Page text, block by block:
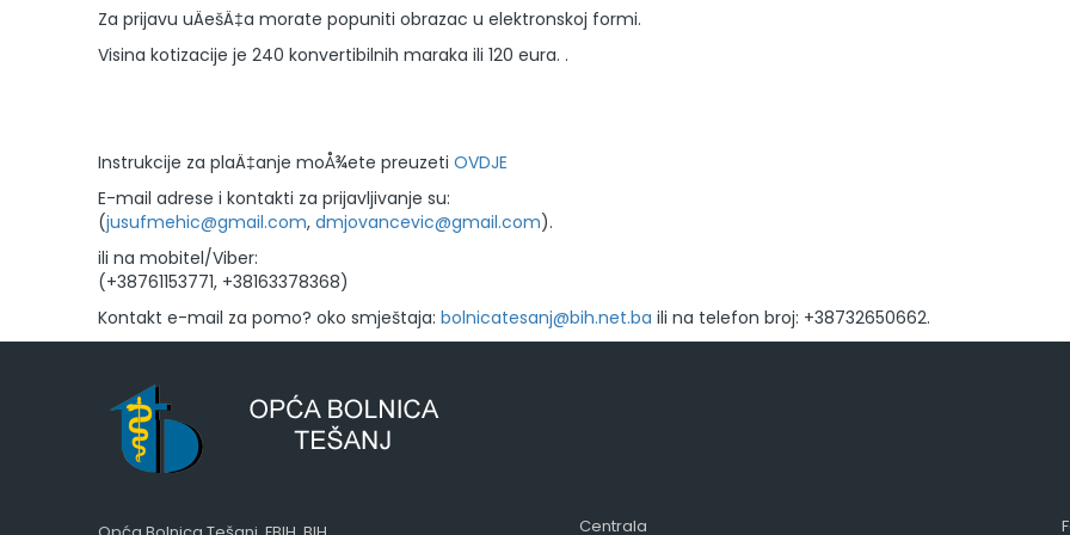
Za prijavu uÄešÄ‡a morate popuniti obrazac u elektronskoj formi.
Visina kotizacije je 240 konvertibilnih maraka ili 120 eura. .
Instrukcije za plaÄ‡anje moÅ¾ete preuzeti OVDJE
E-mail adrese i kontakti za prijavljivanje su:
(jusufmehic@gmail.com, dmjovancevic@gmail.com).
ili na mobitel/Viber:
(+38761153771, +38163378368)
Kontakt e-mail za pomo? oko smještaja: bolnicatesanj@bih.net.ba ili na telefon broj: +38732650662.
Centrala